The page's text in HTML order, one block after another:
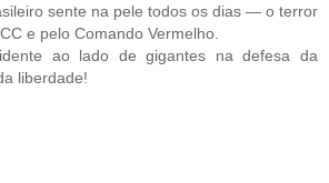
sente na pele todos os dias — o terror
e pelo Comando Vermelho.
ao lado de gigantes na defesa da
liberdade!